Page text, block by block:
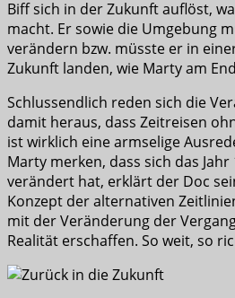
Biff sich in der Zukunft auflöst,
macht. Er sowie die Umgebung
verändern bzw. müsste er in
Zukunft landen, wie Marty am
Schlussendlich reden sich die
damit heraus, dass Zeitreisen
ist wirklich eine armselige
Marty merken, dass sich das
verändert hat, erklärt der Doc
Konzept der alternativen
mit der Veränderung der
Realität erschaffen. So weit, so